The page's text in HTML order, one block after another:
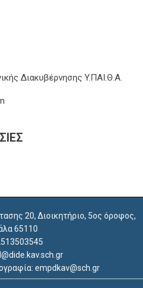
Διακυβέρνησης Y.ΠΑΙ.Θ.Α.
20, Διοικητήριο, 5ος όροφος,
65110
empdkav@sch.gr